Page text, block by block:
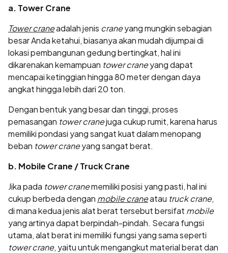
a. Tower Crane
Tower craneadalah jenis craneyang mungkin sebagian
besar Anda ketahui, biasanya akan mudah dijumpai di
lokasi pembangunan gedung bertingkat, hal ini
dikarenakan kemampuan tower craneyang dapat
mencapai ketinggian hingga 80 meter dengan daya
angkat hingga lebih dari 20 ton.
Dengan bentuk yang besar dan tinggi, proses
pemasangan tower cranejuga cukup rumit, karena harus
memiliki pondasi yang sangat kuat dalam menopang
beban tower craneyang sangat berat.
b. Mobile Crane / Truck Crane
Jika pada tower cranememiliki posisi yang pasti, hal ini
cukup berbeda dengan mobile craneatau truck crane,
di mana kedua jenis alat berat tersebut bersifat mobile
yang artinya dapat berpindah-pindah. Secara fungsi
utama, alat berat ini memiliki fungsi yang sama seperti
tower crane, yaitu untuk mengangkut material berat dan